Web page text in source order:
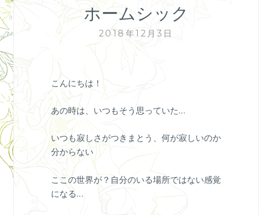
ホームシック
2018年12月3日
こんにちは！
あの時は、いつもそう思っていた…
いつも寂しさがつきまとう、何が寂しいのか
分からない
ここの世界が？自分のいる場所ではない感覚
になる…